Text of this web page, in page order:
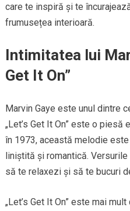
care te inspiră și te
frumusețea interioară.
Intimitatea lui
Get It On”
Marvin Gaye este unul dintre
„Let’s Get It On” este o
în 1973, această melodie
liniștită și romantică.
să te relaxezi și să te bucuri
„Let’s Get It On” este mai